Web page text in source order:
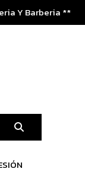
Y Barberia **